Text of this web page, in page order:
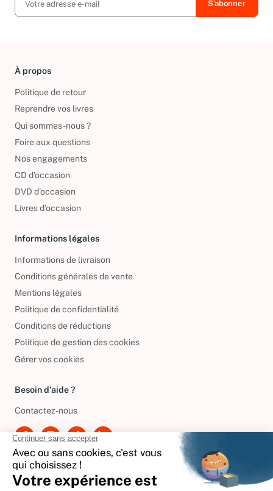
À propos
Politique de retour
Reprendre vos livres
Qui sommes-nous ?
Foire aux questions
Nos engagements
CD d'occasion
DVD d'occasion
Livres d’occasion
Informations légales
Informations de livraison
Conditions générales de vente
Mentions légales
Politique de confidentialité
Conditions de réductions
Politique de gestion des cookies
Gérer vos cookies
Besoin d'aide ?
Contactez-nous
International
🇪🇸 Espagne